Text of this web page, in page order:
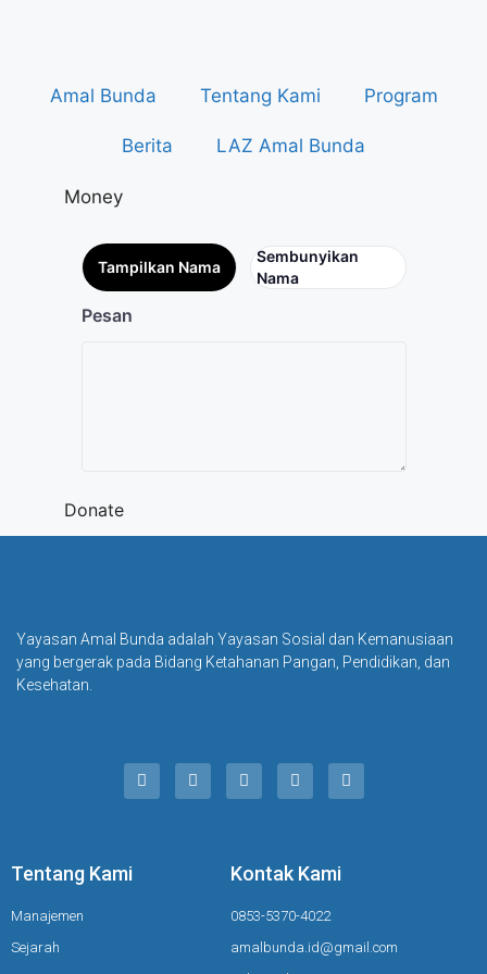
Amal Bunda Tentang Kami Program
Berita LAZ Amal Bunda
Money
Tampilkan Nama
Sembunyikan
Nama
Pesan
Donate
Yayasan Amal Bunda adalah Yayasan Sosial dan Kemanusiaan
yang bergerak pada Bidang Ketahanan Pangan, Pendidikan, dan
Kesehatan.
Tentang Kami
Manajemen
Sejarah
Kontak Kami
0853-5370-4022
amalbunda.id@gmail.com